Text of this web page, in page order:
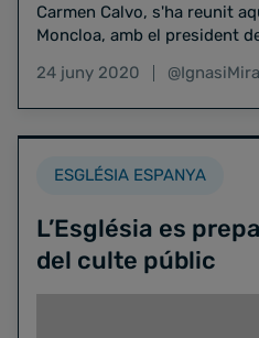
Carmen Calvo, s'ha reunit
Moncloa, amb el president
24 juny 2020
ESGLÉSIA ESPANYA
L’Església es
del culte públic